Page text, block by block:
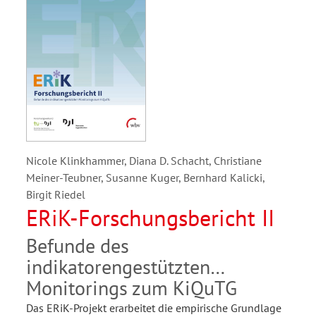
Nicole Klinkhammer, Diana D. Schacht, Christiane
Meiner-Teubner, Susanne Kuger, Bernhard Kalicki,
Birgit Riedel
ERiK-Forschungsbericht II
Befunde des
indikatorengestützten
Monitorings zum KiQuTG
Das ERiK-Projekt erarbeitet die empirische Grundlage